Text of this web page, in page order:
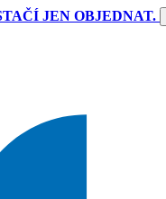
JEN OBJEDNAT.